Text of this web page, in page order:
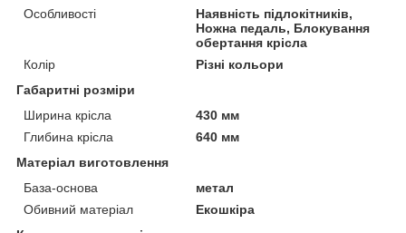
Особливості
Наявність підлокітників,
Ножна педаль, Блокування
обертання крісла
Колір
Різні кольори
Габаритні розміри
Ширина крісла
430 мм
Глибина крісла
640 мм
Матеріал виготовлення
База-основа
метал
Обивний матеріал
Екошкіра